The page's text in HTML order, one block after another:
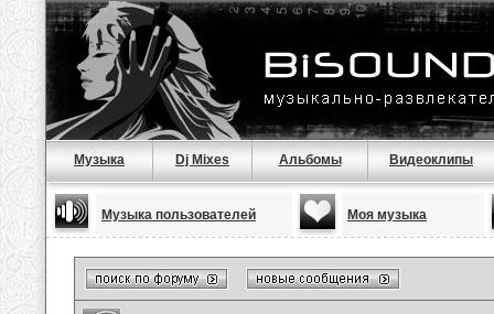
Музыка Dj Mixes Альбомы Видеоклипы
Музыка пользователей Моя музыка